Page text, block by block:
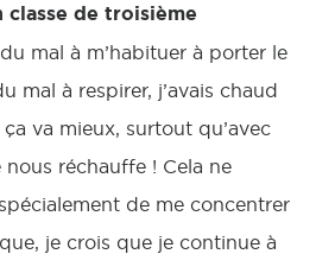
classe de troisième
mal à m’habituer à porter le
mal à respirer, j’avais chaud
va mieux, surtout qu’avec
nous réchauffe ! Cela ne
de me concentrer
je crois que je continue à